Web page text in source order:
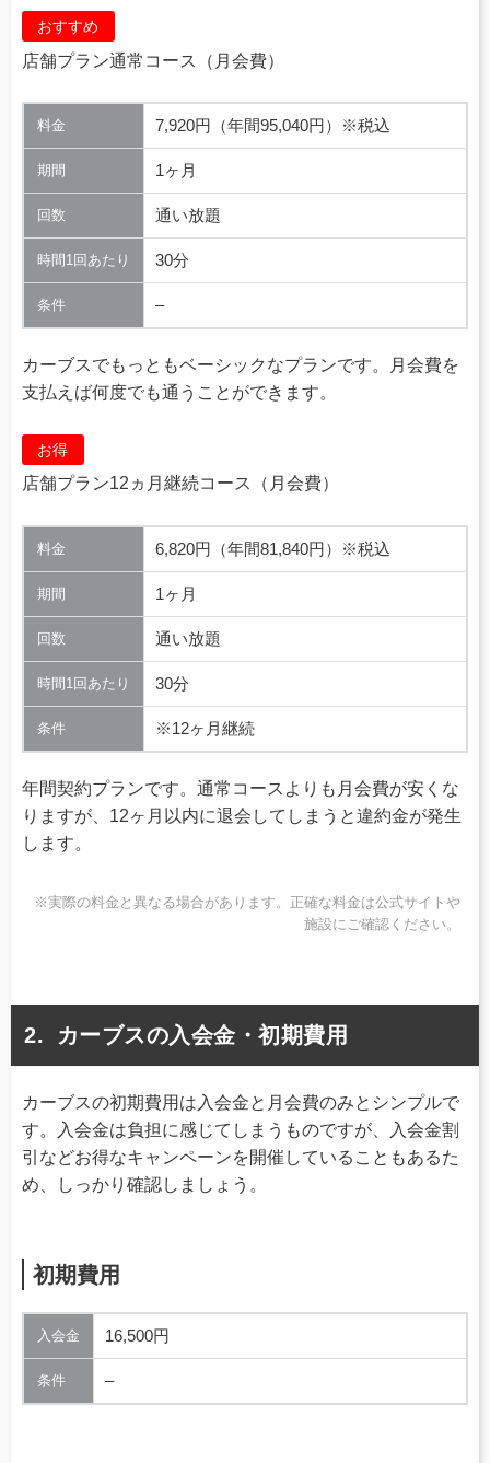
おすすめ
店舗プラン通常コース（月会費）
料金 7,920円（年間95,040円）※税込
期間 1ヶ月
回数 通い放題
時間1回あたり 30分
条件 –
カーブスでもっともベーシックなプランです。月会費を
支払えば何度でも通うことができます。
お得
店舗プラン12ヵ月継続コース（月会費）
料金 6,820円（年間81,840円）※税込
期間 1ヶ月
回数 通い放題
時間1回あたり 30分
条件 ※12ヶ月継続
年間契約プランです。通常コースよりも月会費が安くな
りますが、12ヶ月以内に退会してしまうと違約金が発生
します。
※実際の料金と異なる場合があります。正確な料金は公式サイトや
施設にご確認ください。
カーブスの入会金・初期費用
カーブスの初期費用は入会金と月会費のみとシンプルで
す。入会金は負担に感じてしまうものですが、入会金割
引などお得なキャンペーンを開催していることもあるた
め、しっかり確認しましょう。
初期費用
入会金 16,500円
条件 –